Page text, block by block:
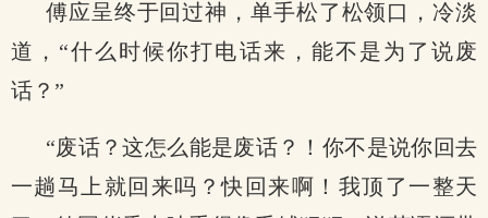
傅应呈终于回过神，单手松了松领口，冷淡
道，“什么时候你打电话来，能不是为了说废
话？”
“废话？这怎么能是废话？！你不是说你回去
一趟马上就回来吗？快回来啊！我顶了一整天